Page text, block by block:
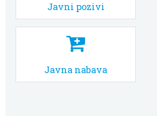
Javni pozivi
Javna nabava